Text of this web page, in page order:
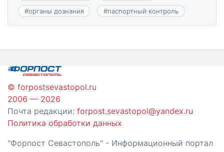
#органы дознания #паспортный контроль
© forpostsevastopol.ru
2006 — 2026
Почта редакции: forpost.sevastopol@yandex.ru
Политика обработки данных
"Форпост Севастополь" - Информационный портал